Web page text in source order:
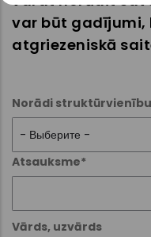
var būt gadījumi,
atgriezeniskā
Norādi struktūrvienību
Atsauksme*
Vārds, uzvārds